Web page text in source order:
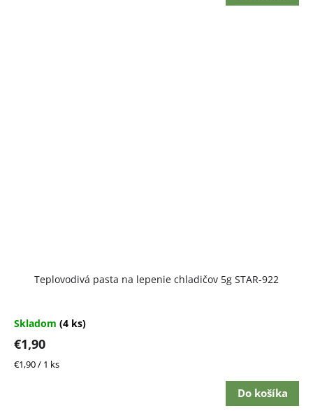
Teplovodivá pasta na lepenie chladičov 5g STAR-922
Skladom (4 ks)
€1,90
Jednotková
€1,90 / 1 ks
Do košíka